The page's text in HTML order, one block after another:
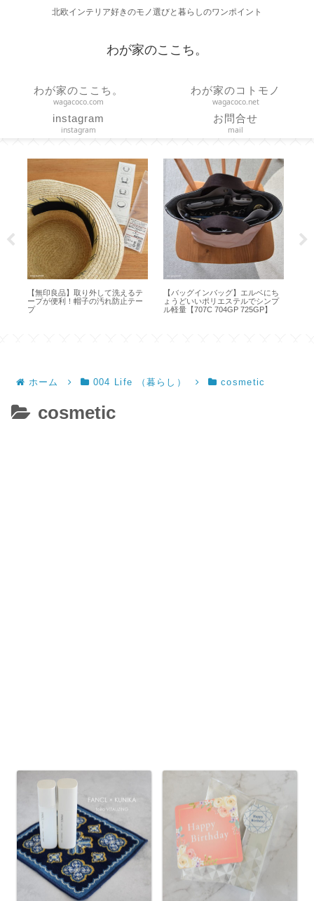
北欧インテリア好きのモノ選びと暮らしのワンポイント
わが家のここち。
わが家のここち。
wagacoco.com
わが家のコトモノ
wagacoco.net
instagram
instagram
お問合せ
mail
【作り方】直線縫いだけで作る つ
っぱり棒に通す簡易カーテン
【marimekko ハンドメイド】
【 FANCL 】ツモリチサト コラボ
の保冷バッグと保冷ボトルが可愛
い♪【ご愛顧感謝キャンペーン】
ホーム 004 Life （暮らし） cosmetic
cosmetic